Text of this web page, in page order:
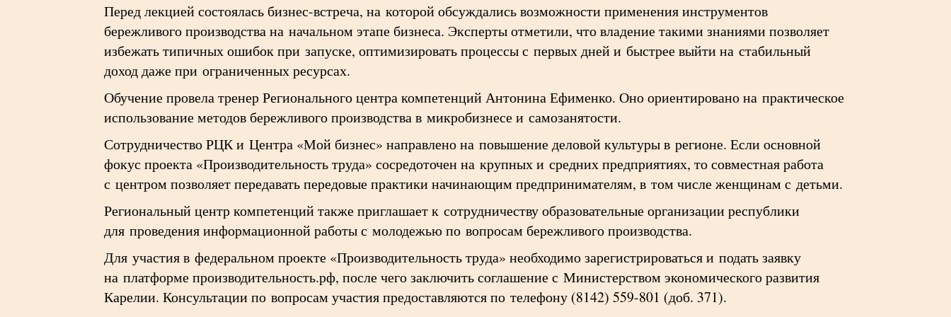
Перед лекцией состоялась бизнес-встреча, на которой обсуждались возможности применения инструментов
бережливого производства на начальном этапе бизнеса. Эксперты отметили, что владение такими знаниями позволяет
избежать типичных ошибок при запуске, оптимизировать процессы с первых дней и быстрее выйти на стабильный
доход даже при ограниченных ресурсах.
Обучение провела тренер Регионального центра компетенций Антонина Ефименко. Оно ориентировано на практическое
использование методов бережливого производства в микробизнесе и самозанятости.
Сотрудничество РЦК и Центра «Мой бизнес» направлено на повышение деловой культуры в регионе. Если основной
фокус проекта «Производительность труда» сосредоточен на крупных и средних предприятиях, то совместная работа
с центром позволяет передавать передовые практики начинающим предпринимателям, в том числе женщинам с детьми.
Региональный центр компетенций также приглашает к сотрудничеству образовательные организации республики
для проведения информационной работы с молодежью по вопросам бережливого производства.
Для участия в федеральном проекте «Производительность труда» необходимо зарегистрироваться и подать заявку
на платформе производительность.рф, после чего заключить соглашение с Министерством экономического развития
Карелии. Консультации по вопросам участия предоставляются по телефону (8142) 559-801 (доб. 371).